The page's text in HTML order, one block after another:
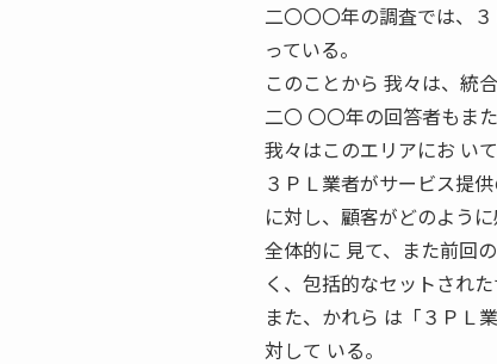
二〇〇〇年の調査では、
っている。
このことから 我々は、統
二〇 〇〇年の回答者もま
我々はこのエリアにお い
３ＰＬ業者がサービス提
に対し、顧客がどのよう
全体的に 見て、また前回
く、包括的なセットされ
また、かれら は「３ＰＬ
対して いる。